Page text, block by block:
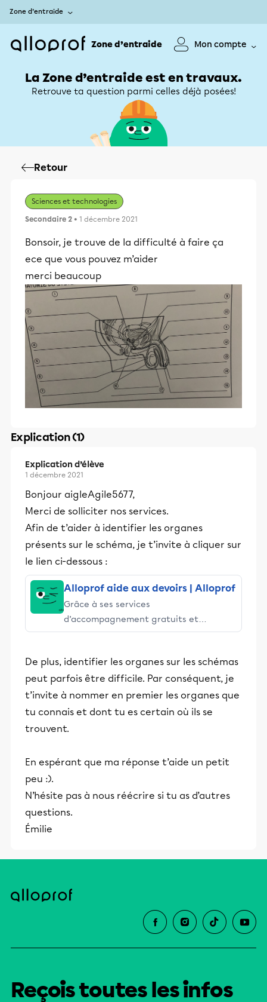
Zone d’entraide
Zone d’entraide Mon compte
La Zone d’entraide est en travaux.
Retrouve ta question parmi celles déjà posées!
Retour
Sciences et technologies
Secondaire 2 • 1 décembre 2021
Bonsoir, je trouve de la difficulté à faire ça
ece que vous pouvez m’aider
merci beaucoup
Explication (1)
Explication d’élève
1 décembre 2021
Bonjour aigleAgile5677,
Merci de solliciter nos services.
Afin de t’aider à identifier les organes
présents sur le schéma, je t’invite à cliquer sur
le lien ci-dessous :
Alloprof aide aux devoirs | Alloprof
Grâce à ses services
d’accompagnement gratuits et
stimulants, Alloprof engage les élèves
éducative.
De plus, identifier les organes sur les schémas
peut parfois être difficile. Par conséquent, je
t’invite à nommer en premier les organes que
tu connais et dont tu es certain où ils se
trouvent.
En espérant que ma réponse t’aide un petit
peu :).
N’hésite pas à nous réécrire si tu as d’autres
questions.
Émilie
Reçois toutes les infos